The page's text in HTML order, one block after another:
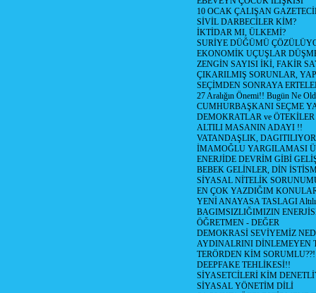
10 OCAK ÇALIŞAN
SİVİL DARBECİLER KİM?
İKTİDAR MI, ÜLKEMİ?
SURİYE DÜĞÜMÜ
EKONOMİK UÇUŞLAR
ZENGİN SAYISI İKİ, FAKİR
ÇIKARILMIŞ SORUNLAR,
SEÇİMDEN SONRAYA
27 Aralığın Önemi!! Bugün Ne
CUMHURBAŞKANI SEÇME
DEMOKRATLAR ve ÖTEKİLER
ALTILI MASANIN ADAYI !!
VATANDAŞLIK,
İMAMOĞLU YARGILAMASI
ENERJİDE DEVRİM GİBİ
BEBEK GELİNLER, DİN
SİYASAL NİTELİK
EN ÇOK YAZDIĞIM
YENİ ANAYASA TASLAGI Altılı
BAGIMSIZLIĞIMIZIN
ÖĞRETMEN - DEĞER
DEMOKRASİ SEVİYEMİZ
AYDINALRINI DİNLEMEYEN
TERÖRDEN KİM
DEEPFAKE TEHLİKESİ!!
SİYASETCİLERİ KİM
SİYASAL YÖNETİM DİLİ